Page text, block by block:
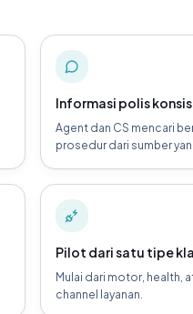
Informasi polis
Agent dan CS mencari
prosedur dari sumber
Pilot dari satu tipe
Mulai dari motor, health,
channel layanan.